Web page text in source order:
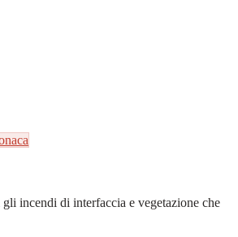
incendi di interfaccia e vegetazione che